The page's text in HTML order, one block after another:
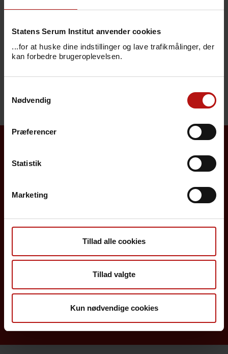
Statens Serum Institut anvender cookies
...for at huske dine indstillinger og lave trafikmålinger, der
kan forbedre brugeroplevelsen.
Nødvendig
Præferencer
Statistik
Marketing
Tillad alle cookies
Tillad valgte
Kun nødvendige cookies
Pris
Henvendelse
Borgere
Job på SSI
Sygdomsleksikon
MiBa, HAIBA og det digitale infektionsberedskab